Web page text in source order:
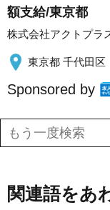
額支給/東京都
株式会社アクトプラ
東京都 千代田区
Sponsored by
関連語をあ